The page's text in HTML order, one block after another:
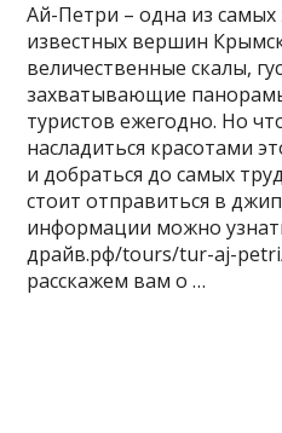
Ай-Петри – одна из
известных вершин
величественные скалы,
захватывающие
туристов ежегодно. Но
насладиться красотами
и добраться до самых
стоит отправиться в
информации можно
драйв.рф/tours/tur-aj-
расскажем вам о …